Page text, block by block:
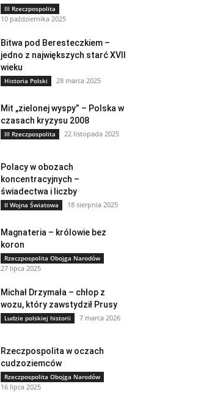
III Rzeczpospolita
10 października 2025
Bitwa pod Beresteczkiem –
jedno z największych starć XVII
wieku
Historia Polski 28 marca 2025
Mit „zielonej wyspy” – Polska w
czasach kryzysu 2008
III Rzeczpospolita 22 listopada 2025
Polacy w obozach
koncentracyjnych –
świadectwa i liczby
II Wojna Światowa 18 sierpnia 2025
Magnateria – królowie bez
koron
Rzeczpospolita Obojga Narodów
27 lipca 2025
Michał Drzymała – chłop z
wozu, który zawstydził Prusy
Ludzie polskiej historii 7 marca 2026
Rzeczpospolita w oczach
cudzoziemców
Rzeczpospolita Obojga Narodów
16 lipca 2025